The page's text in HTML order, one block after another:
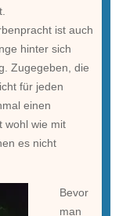
ist auch
hinter sich
Zugegeben, die
für jeden
einen
wohl wie mit
es nicht
Bevor
man